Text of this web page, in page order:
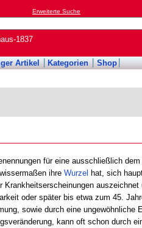
Erweiterte Suche
1837
Artikel Kategorien Shop
für eine ausschließlich
ihre Wurzel hat, sich
auszeichnet
oder später bis etwa zum 45.
sowie durch eine ungewöhnliche
kann oft schon durch